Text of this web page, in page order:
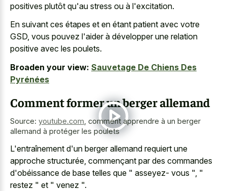
positives plutôt qu'au stress ou à l'excitation.
En suivant ces étapes et en étant patient avec votre
GSD, vous pouvez l'aider à développer une relation
positive avec les poulets.
Broaden your view: Sauvetage De Chiens Des
Pyrénées
Comment former un berger allemand
Source: youtube.com comment apprendre à un berger
allemand à protéger les poulets
L'entraînement d'un berger allemand requiert une
approche structurée, commençant par des commandes
d'obéissance de base telles que " asseyez- vous ", "
restez " et " venez ".